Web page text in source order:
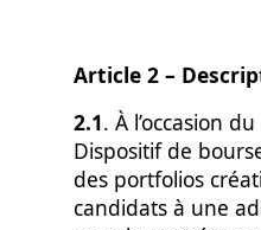
Article 2 –
2.1. À l’occasion
Dispositif de
des portfolios
candidats à une